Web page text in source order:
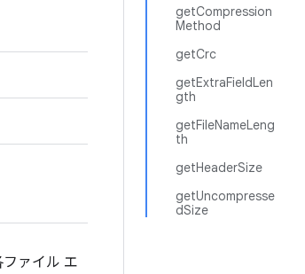
getCompression
Method
getCrc
getExtraFieldLen
gth
getFileNameLeng
th
getHeaderSize
getUncompresse
dSize
ァイル エ